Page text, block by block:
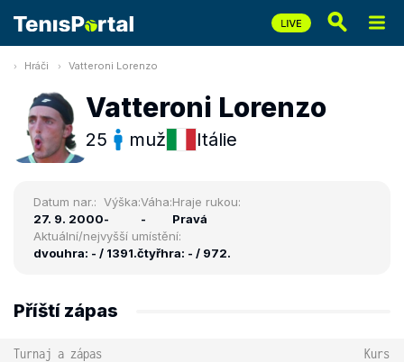
Hráči Vatteroni Lorenzo
Vatteroni Lorenzo
25 muž Itálie
Datum nar.:
27. 9. 2000
Výška:
-
Váha:
-
Hraje rukou:
Pravá
Aktuální/nejvyšší umístění:
dvouhra: - / 1391.čtyřhra: - / 972.
Příští zápas
Turnaj a zápas Kurs